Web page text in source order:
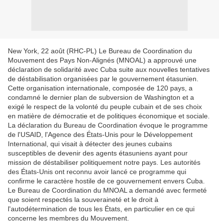
New York, 22 août (RHC-PL) Le Bureau de Coordination du
Mouvement des Pays Non-Alignés (MNOAL) a approuvé une
déclaration de solidarité avec Cuba suite aux nouvelles tentatives
de déstabilisation organisées par le gouvernement étasunien.
Cette organisation internationale, composée de 120 pays, a
condamné le dernier plan de subversion de Washington et a
exigé le respect de la volonté du peuple cubain et de ses choix
en matière de démocratie et de politiques économique et sociale.
La déclaration du Bureau de Coordination évoque le programme
de l'USAID, l'Agence des États-Unis pour le Développement
International, qui visait à détecter des jeunes cubains
susceptibles de devenir des agents étasuniens ayant pour
mission de déstabiliser politiquement notre pays. Les autorités
des États-Unis ont reconnu avoir lancé ce programme qui
confirme le caractère hostile de ce gouvernement envers Cuba.
Le Bureau de Coordination du MNOAL a demandé avec fermeté
que soient respectés la souveraineté et le droit à
l'autodétermination de tous les États, en particulier en ce qui
concerne les membres du Mouvement.